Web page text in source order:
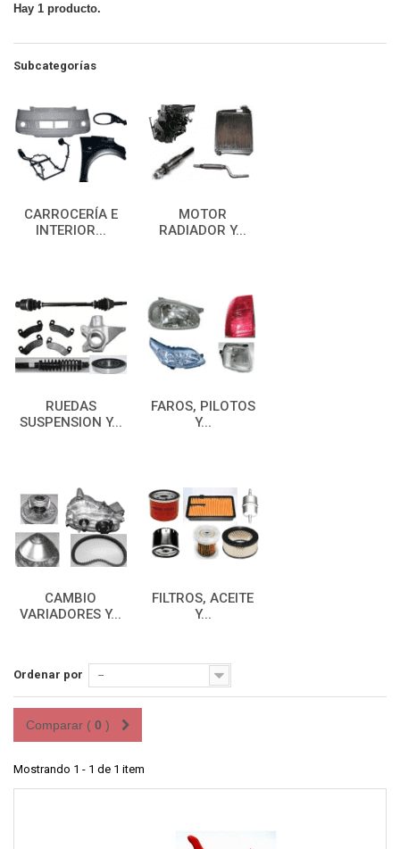
Hay 1 producto.
Subcategorías
CARROCERÍA E
INTERIOR...
MOTOR
RADIADOR Y...
RUEDAS
SUSPENSION Y...
FAROS, PILOTOS
Y...
CAMBIO
VARIADORES Y...
FILTROS, ACEITE
Y...
Ordenar por --
Comparar ( 0 )
Mostrando 1 - 1 de 1 item